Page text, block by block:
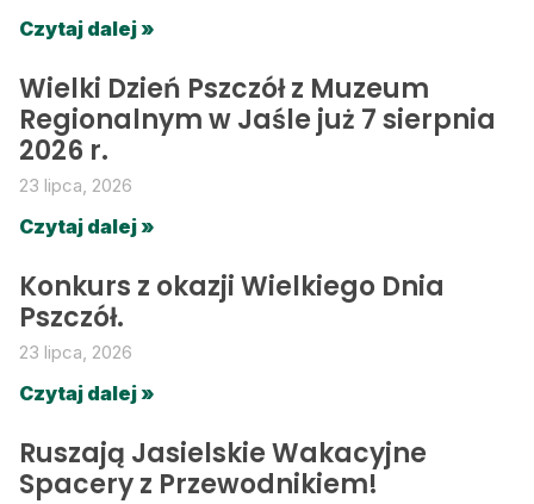
Czytaj dalej »
Wielki Dzień Pszczół z Muzeum
Regionalnym w Jaśle już 7 sierpnia
2026 r.
23 lipca, 2026
Czytaj dalej »
Konkurs z okazji Wielkiego Dnia
Pszczół.
23 lipca, 2026
Czytaj dalej »
Ruszają Jasielskie Wakacyjne
Spacery z Przewodnikiem!